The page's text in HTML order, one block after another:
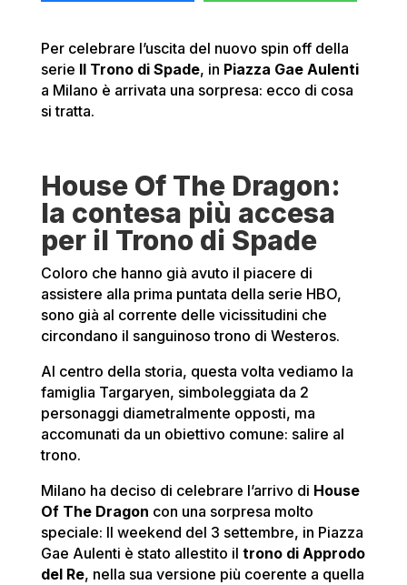
Per celebrare l’uscita del nuovo spin off della
serie Il Trono di Spade, in Piazza Gae Aulenti
a Milano è arrivata una sorpresa: ecco di cosa
si tratta.
House Of The Dragon:
la contesa più accesa
per il Trono di Spade
Coloro che hanno già avuto il piacere di
assistere alla prima puntata della serie HBO,
sono già al corrente delle vicissitudini che
circondano il sanguinoso trono di Westeros.
Al centro della storia, questa volta vediamo la
famiglia Targaryen, simboleggiata da 2
personaggi diametralmente opposti, ma
accomunati da un obiettivo comune: salire al
trono.
Milano ha deciso di celebrare l’arrivo di House
Of The Dragon con una sorpresa molto
speciale: Il weekend del 3 settembre, in Piazza
Gae Aulenti è stato allestito il trono di Approdo
del Re, nella sua versione più coerente a quella